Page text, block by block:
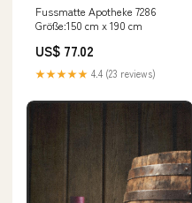
Fussmatte Apotheke 7286
Größe:150 cm x 190 cm
US$ 77.02
★★★★★ 4.4 (23 reviews)